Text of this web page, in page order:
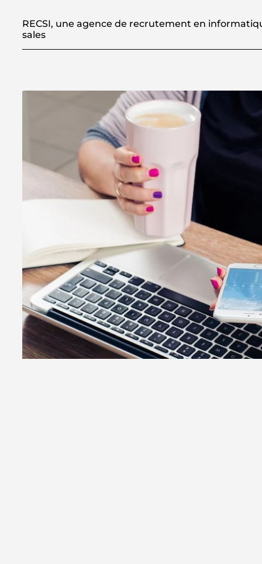
RECSI, une agence de recrutement en
sales